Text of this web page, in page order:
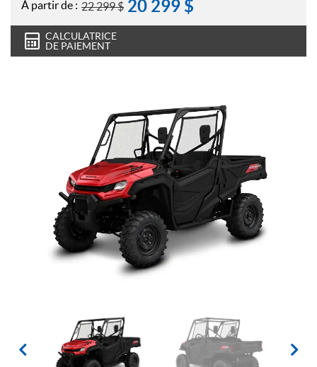
À partir de : 22 299$ 20 299 $
CALCULATRICE
DE PAIEMENT